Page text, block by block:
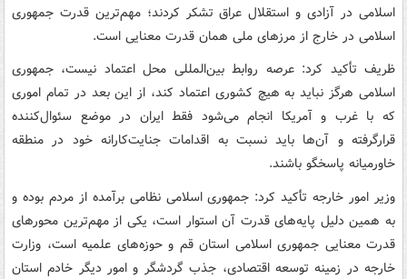
اسلامی در آزادی و استقلال عراق تشکر کردند؛ مهم‌ترین قدرت جمهوری
اسلامی در خارج از مرزهای ملی همان قدرت معنایی است.
ظریف تأکید کرد: عرصه روابط بین‌المللی محل اعتماد نیست، جمهوری
اسلامی هرگز نباید به هیچ کشوری اعتماد کند، از این بعد در تمام اموری
که با غرب و آمریکا انجام می‌شود فقط ایران در موضع سئوال‌کننده
قرارگرفته و آن‌ها باید نسبت به اقدامات جنایت‌کارانه خود در منطقه
خاورمیانه پاسخگو باشند.
وزیر امور خارجه تأکید کرد: جمهوری اسلامی نظامی برآمده از مردم بوده و
به همین دلیل پایه‌های قدرت آن استوار است، یکی از مهم‌ترین محورهای
قدرت معنایی جمهوری اسلامی استان قم و حوزه‌های علمیه است، وزارت
خارجه در زمینه توسعه اقتصادی، جذب گردشگر و امور دیگر خادم استان